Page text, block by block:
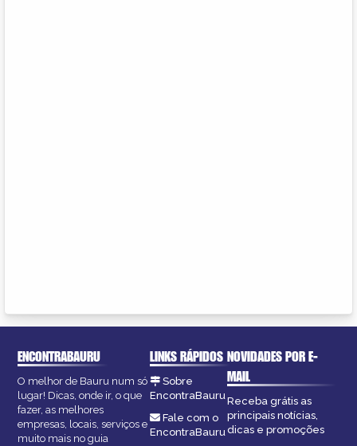
ENCONTRABAURU
O melhor de Bauru num só
lugar! Dicas, onde ir, o que
fazer, as melhores
empresas, locais, serviços e
muito mais no guia
LINKS RÁPIDOS
Sobre
EncontraBauru
Fale com o
EncontraBauru
NOVIDADES POR E-
MAIL
Receba grátis as
principais notícias,
dicas e promoções